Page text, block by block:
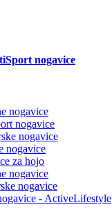
nogavice
nogavice
nogavice
nogavice
nogavice
za hojo
nogavice
nogavice
- ActiveLifestyle